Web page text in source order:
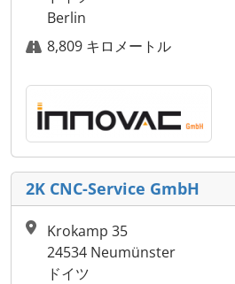
Berlin
8,809 キロメートル
2K CNC-Service GmbH
Krokamp 35
24534 Neumünster
ドイツ